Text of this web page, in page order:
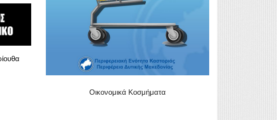
Οικονομικά Κοσμήματα